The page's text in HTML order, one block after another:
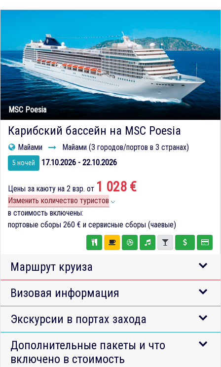
MSC Poesia
Карибский бассейн на MSC Poesia
Майами Майами (3 городов/портов в 3 странах)
5 ночей 17.10.2026 - 22.10.2026
Цены за каюту на 2 взр. от 1 028 €
Изменить количество туристов
в стоимость включены:
портовые сборы 260 € и сервисные сборы (чаевые)
Маршрут круиза
Визовая информация
Экскурсии в портах захода
Дополнительные пакеты и что
включено в стоимость